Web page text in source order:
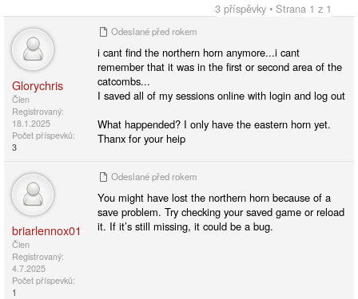
3 příspěvky • Strana 1 z 1
Glorychris
Člen
Registrovaný:
18.1.2025
Počet příspevků:
3
Odeslanépřed rokem
i cant find the northern horn anymore...i cant
remember that it was in the first or second area of the
catcombs...
I saved all of my sessions online with login and log out
What happended? I only have the eastern horn yet.
Thanx for your heip
briarlennox01
Člen
Registrovaný:
4.7.2025
Počet příspevků:
1
Odeslanépřed rokem
You might have lost the northern horn because of a
save problem. Try checking your saved game or reload
it. If it’s still missing, it could be a bug.